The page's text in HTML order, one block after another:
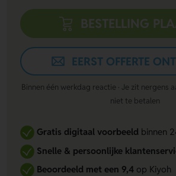
BESTELLING
EERST OFFERTE
Binnen één werkdag reactie · Je zit nergens
niet te betalen
Gratis digitaal voorbeeldbinnen
Snelle & persoonlijke
Beoordeeld met een 9,4op Kiyoh